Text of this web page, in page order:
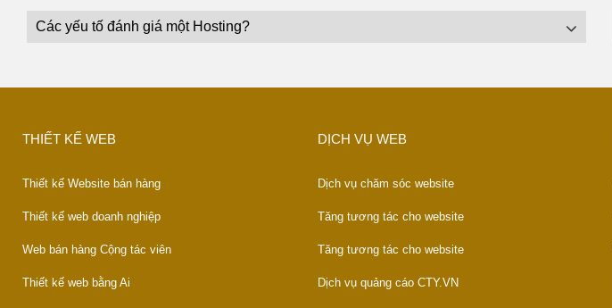
Các yếu tố đánh giá một Hosting?
THIẾT KẾ WEB
Thiết kế Website bán hàng
Thiết kế web doanh nghiệp
Web bán hàng Cộng tác viên
Thiết kế web bằng Ai
DỊCH VỤ WEB
Dịch vụ chăm sóc website
Tăng tương tác cho website
Tăng tương tác cho website
Dịch vụ quảng cáo CTY.VN